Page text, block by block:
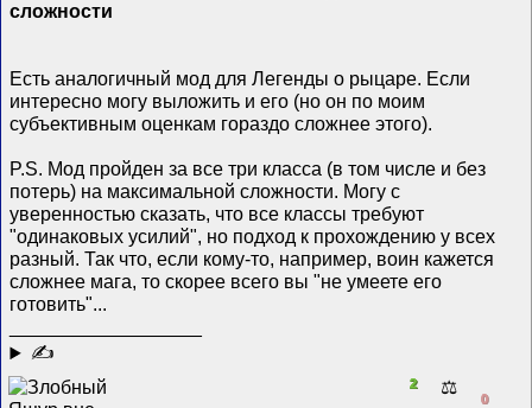
сложности
Есть аналогичный мод для Легенды о рыцаре. Если
интересно могу выложить и его (но он по моим
субъективным оценкам гораздо сложнее этого).
P.S. Мод пройден за все три класса (в том числе и без
потерь) на максимальной сложности. Могу с
уверенностью сказать, что все классы требуют
"одинаковых усилий", но подход к прохождению у всех
разный. Так что, если кому-то, например, воин кажется
сложнее мага, то скорее всего вы "не умеете его
готовить"...
✍
2 ⚖️
0